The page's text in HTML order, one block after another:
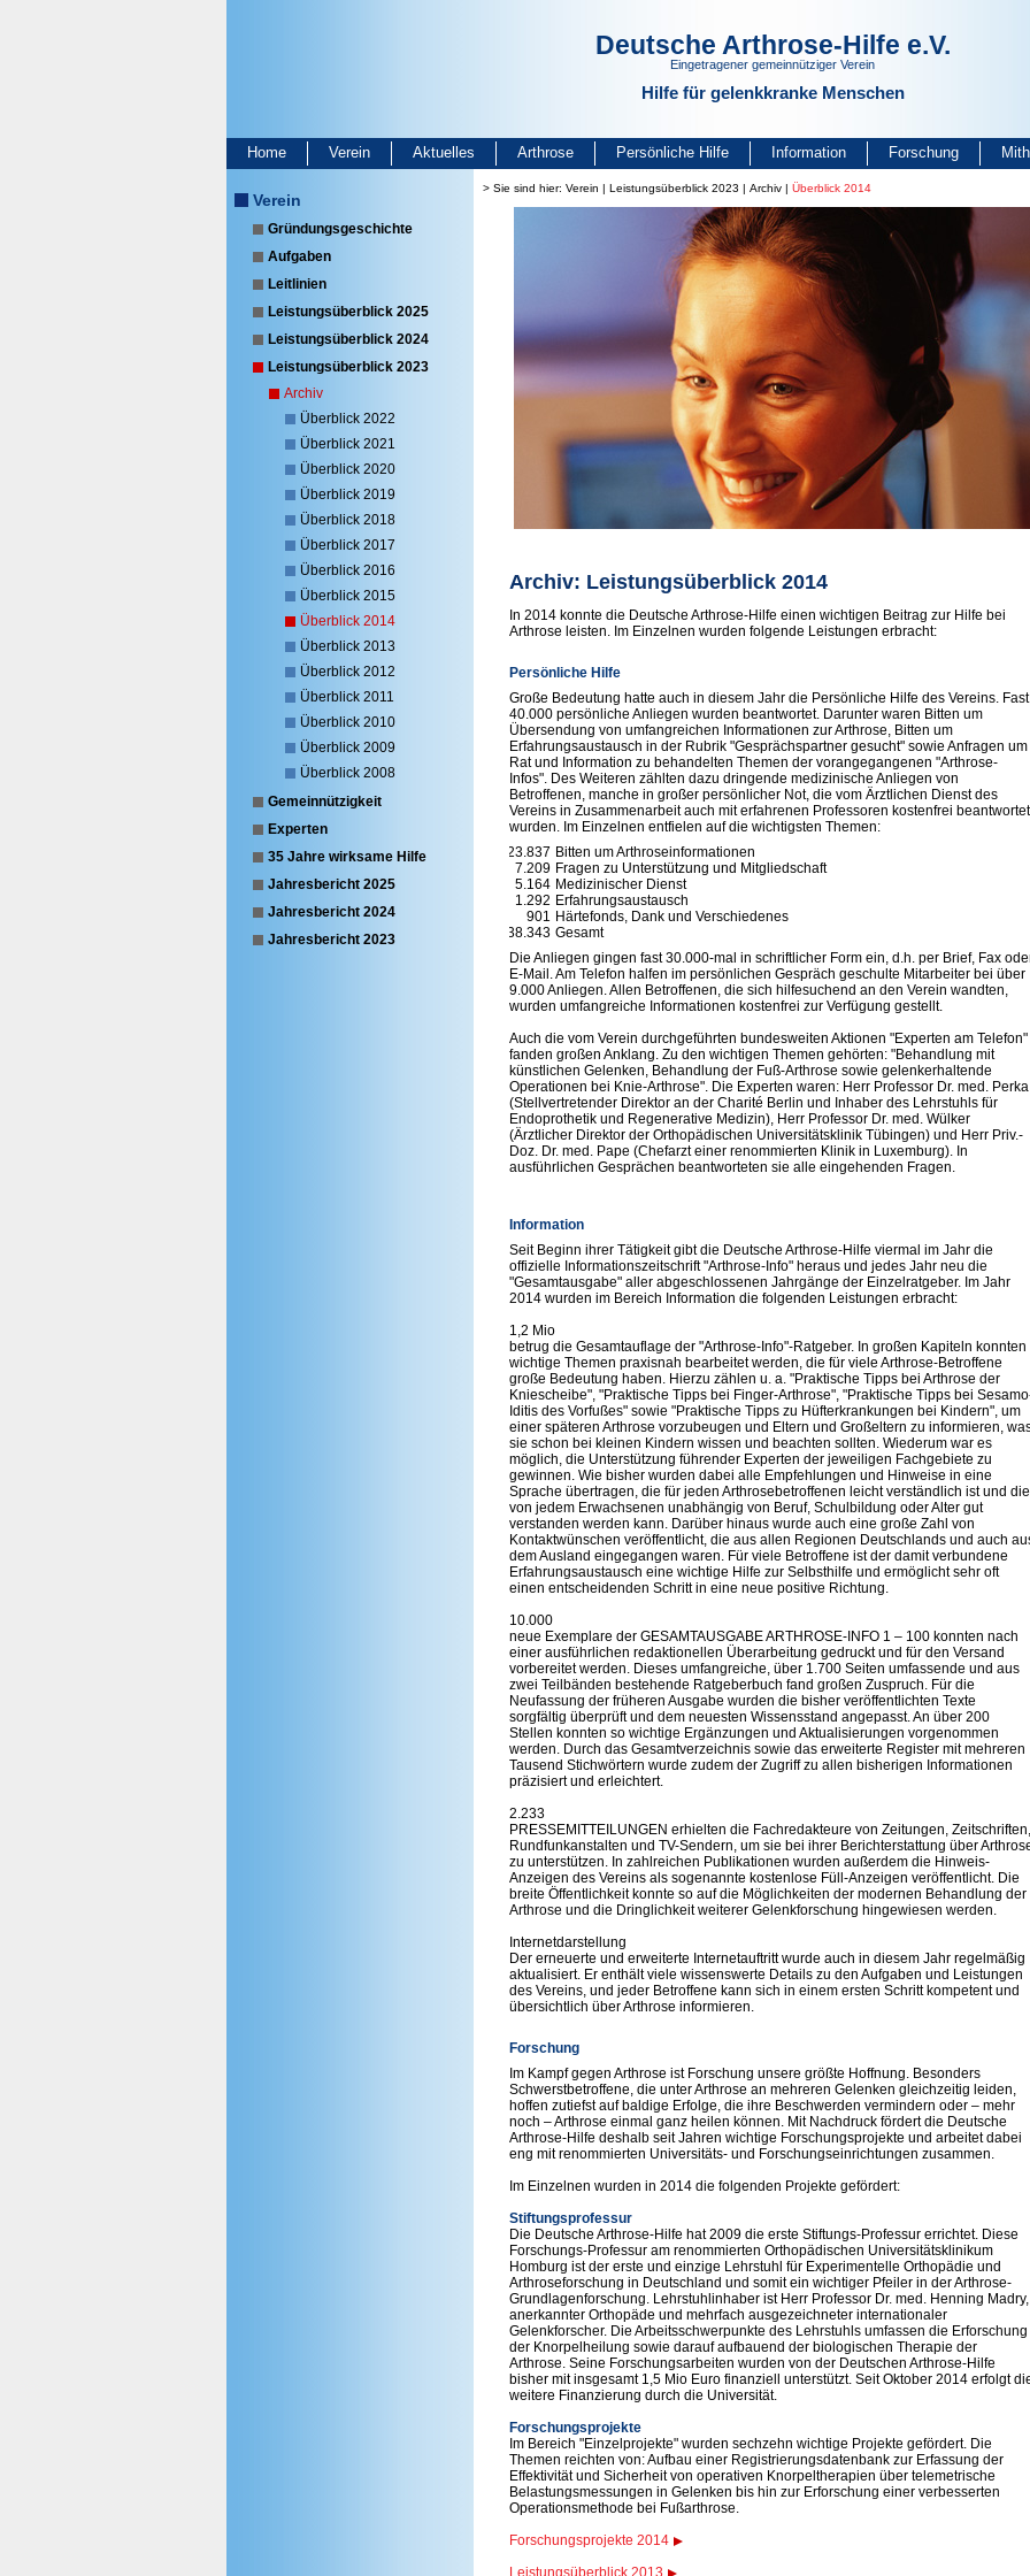
Deutsche Arthrose-Hilfe e.V.
Eingetragener gemeinnütziger Verein
Hilfe für gelenkkranke Menschen
Home Verein Aktuelles Arthrose Persönliche Hilfe Information Forschung
Verein
Gründungsgeschichte
Aufgaben
Leitlinien
Leistungsüberblick 2025
Leistungsüberblick 2024
Leistungsüberblick 2023
Archiv
Überblick 2022
Überblick 2021
Überblick 2020
Überblick 2019
Überblick 2018
Überblick 2017
Überblick 2016
Überblick 2015
Überblick 2014
Überblick 2013
Überblick 2012
Überblick 2011
Überblick 2010
Überblick 2009
Überblick 2008
Gemeinnützigkeit
Experten
35 Jahre wirksame Hilfe
Jahresbericht 2025
Jahresbericht 2024
Jahresbericht 2023
> Sie sind hier: Verein | Leistungsüberblick 2023 | Archiv | Überblick 2014
Archiv: Leistungsüberblick 2014
In 2014 konnte die Deutsche Arthrose-Hilfe einen wichtigen Beitrag zur Hilfe bei
Arthrose leisten. Im Einzelnen wurden folgende Leistungen erbracht:
Persönliche Hilfe
Große Bedeutung hatte auch in diesem Jahr die Persönliche Hilfe des Vereins. Fast
40.000 persönliche Anliegen wurden beantwortet. Darunter waren Bitten um
Übersendung von umfangreichen Informationen zur Arthrose, Bitten um
Erfahrungsaustausch in der Rubrik "Gesprächspartner gesucht" sowie Anfragen um
Rat und Information zu behandelten Themen der vorangegangenen "Arthrose-
Infos". Des Weiteren zählten dazu dringende medizinische Anliegen von
Betroffenen, manche in großer persönlicher Not, die vom Ärztlichen Dienst des
Vereins in Zusammenarbeit auch mit erfahrenen Professoren kostenfrei beantwortet
wurden. Im Einzelnen entfielen auf die wichtigsten Themen:
23.837
7.209
5.164
1.292
901
Bitten um Arthroseinformationen
Fragen zu Unterstützung und Mitgliedschaft
Medizinischer Dienst
Erfahrungsaustausch
Härtefonds, Dank und Verschiedenes
38.343 Gesamt
Die Anliegen gingen fast 30.000-mal in schriftlicher Form ein, d.h. per Brief, Fax
E-Mail. Am Telefon halfen im persönlichen Gespräch geschulte Mitarbeiter bei über
9.000 Anliegen. Allen Betroffenen, die sich hilfesuchend an den Verein wandten,
wurden umfangreiche Informationen kostenfrei zur Verfügung gestellt.
Auch die vom Verein durchgeführten bundesweiten Aktionen "Experten am Telefon"
fanden großen Anklang. Zu den wichtigen Themen gehörten: "Behandlung mit
künstlichen Gelenken, Behandlung der Fuß-Arthrose sowie gelenkerhaltende
Operationen bei Knie-Arthrose". Die Experten waren: Herr Professor Dr. med. Perka
(Stellvertretender Direktor an der Charité Berlin und Inhaber des Lehrstuhls für
Endoprothetik und Regenerative Medizin), Herr Professor Dr. med. Wülker
(Ärztlicher Direktor der Orthopädischen Universitätsklinik Tübingen) und Herr Priv.-
Doz. Dr. med. Pape (Chefarzt einer renommierten Klinik in Luxemburg). In
ausführlichen Gesprächen beantworteten sie alle eingehenden Fragen.
Information
Seit Beginn ihrer Tätigkeit gibt die Deutsche Arthrose-Hilfe viermal im Jahr die
offizielle Informationszeitschrift "Arthrose-Info" heraus und jedes Jahr neu die
"Gesamtausgabe" aller abgeschlossenen Jahrgänge der Einzelratgeber. Im Jahr
2014 wurden im Bereich Information die folgenden Leistungen erbracht:
1,2 Mio
betrug die Gesamtauflage der "Arthrose-Info"-Ratgeber. In großen Kapiteln konnten
wichtige Themen praxisnah bearbeitet werden, die für viele Arthrose-Betroffene
große Bedeutung haben. Hierzu zählen u. a. "Praktische Tipps bei Arthrose der
Kniescheibe", "Praktische Tipps bei Finger-Arthrose", "Praktische Tipps bei
Iditis des Vorfußes" sowie "Praktische Tipps zu Hüfterkrankungen bei Kindern", um
einer späteren Arthrose vorzubeugen und Eltern und Großeltern zu informieren,
sie schon bei kleinen Kindern wissen und beachten sollten. Wiederum war es
möglich, die Unterstützung führender Experten der jeweiligen Fachgebiete zu
gewinnen. Wie bisher wurden dabei alle Empfehlungen und Hinweise in eine
Sprache übertragen, die für jeden Arthrosebetroffenen leicht verständlich ist und die
von jedem Erwachsenen unabhängig von Beruf, Schulbildung oder Alter gut
verstanden werden kann. Darüber hinaus wurde auch eine große Zahl von
Kontaktwünschen veröffentlicht, die aus allen Regionen Deutschlands und auch
dem Ausland eingegangen waren. Für viele Betroffene ist der damit verbundene
Erfahrungsaustausch eine wichtige Hilfe zur Selbsthilfe und ermöglicht sehr oft
einen entscheidenden Schritt in eine neue positive Richtung.
10.000
neue Exemplare der GESAMTAUSGABE ARTHROSE-INFO 1 – 100 konnten nach
einer ausführlichen redaktionellen Überarbeitung gedruckt und für den Versand
vorbereitet werden. Dieses umfangreiche, über 1.700 Seiten umfassende und aus
zwei Teilbänden bestehende Ratgeberbuch fand großen Zuspruch. Für die
Neufassung der früheren Ausgabe wurden die bisher veröffentlichten Texte
sorgfältig überprüft und dem neuesten Wissensstand angepasst. An über 200
Stellen konnten so wichtige Ergänzungen und Aktualisierungen vorgenommen
werden. Durch das Gesamtverzeichnis sowie das erweiterte Register mit mehreren
Tausend Stichwörtern wurde zudem der Zugriff zu allen bisherigen Informationen
präzisiert und erleichtert.
2.233
PRESSEMITTEILUNGEN erhielten die Fachredakteure von Zeitungen,
Rundfunkanstalten und TV-Sendern, um sie bei ihrer Berichterstattung über
zu unterstützen. In zahlreichen Publikationen wurden außerdem die Hinweis-
Anzeigen des Vereins als sogenannte kostenlose Füll-Anzeigen veröffentlicht. Die
breite Öffentlichkeit konnte so auf die Möglichkeiten der modernen Behandlung der
Arthrose und die Dringlichkeit weiterer Gelenkfor­schung hingewiesen werden.
Internetdarstellung
Der erneuerte und erweiterte Internetauftritt wurde auch in diesem Jahr regelmäßig
aktualisiert. Er enthält viele wissenswerte Details zu den Aufgaben und Leistungen
des Vereins, und jeder Betroffene kann sich in einem ersten Schritt kompetent und
übersichtlich über Arthrose informieren.
Forschung
Im Kampf gegen Arthrose ist Forschung unsere größte Hoffnung. Besonders
Schwerstbetroffene, die unter Arthrose an mehreren Gelenken gleichzeitig leiden,
hoffen zutiefst auf baldige Erfolge, die ihre Beschwerden vermindern oder – mehr
noch – Arthrose einmal ganz heilen können. Mit Nachdruck fördert die Deutsche
Arthrose-Hilfe deshalb seit Jahren wichtige Forschungsprojekte und arbeitet dabei
eng mit renommierten Universitäts- und Forschungseinrichtungen zusammen.
Im Einzelnen wurden in 2014 die folgenden Projekte gefördert:
Stiftungsprofessur
Die Deutsche Arthrose-Hilfe hat 2009 die erste Stiftungs-Professur errichtet. Diese
Forschungs-Professur am renommierten Orthopädischen Universitätsklinikum
Homburg ist der erste und einzige Lehrstuhl für Experimentelle Orthopädie und
Arthroseforschung in Deutschland und somit ein wichtiger Pfeiler in der Arthrose-
Grundlagenforschung. Lehrstuhlinhaber ist Herr Professor Dr. med. Henning Madry,
anerkannter Orthopäde und mehrfach ausgezeichneter internationaler
Gelenkforscher. Die Arbeitsschwerpunkte des Lehrstuhls umfassen die Erforschung
der Knorpelheilung sowie darauf aufbauend der biologischen Therapie der
Arthrose. Seine Forschungsarbeiten wurden von der Deutschen Arthrose-Hilfe
bisher mit insgesamt 1,5 Mio Euro finanziell unterstützt. Seit Oktober 2014 erfolgt
weitere Finanzierung durch die Universität.
Forschungsprojekte
Im Bereich "Einzelprojekte" wurden sechzehn wichtige Projekte gefördert. Die
Themen reichten von: Aufbau einer Registrierungsdatenbank zur Erfassung der
Effektivität und Sicherheit von operativen Knorpeltherapien über telemetrische
Belastungsmessungen in Gelenken bis hin zur Erforschung einer verbesserten
Operationsmethode bei Fußarthrose.
Forschungsprojekte 2014
Leistungsüberblick 2013